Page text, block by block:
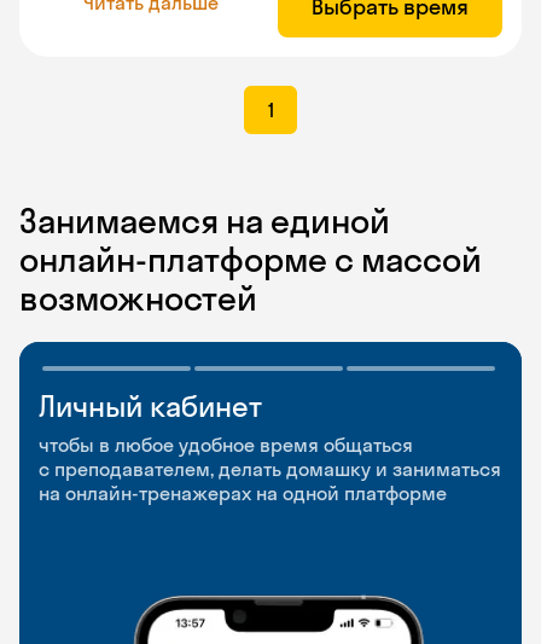
Выбрать время
1
Занимаемся на единой
онлайн-платформе с массой
возможностей
Личный кабинет
чтобы в любое удобное время общаться
с преподавателем, делать домашку и заниматься
на онлайн-тренажерах на одной платформе
Мобильное
приложение
чтобы заниматься и изучать новые слова где
и когда удобно
Разговорные клубы
и Talks
Групповые занятия для разговорной практики
и индивидуальные встречи с преподавателями